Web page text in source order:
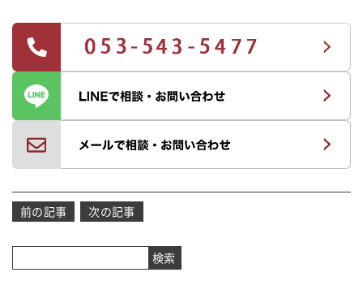
投
ナ
ビ
前の記事 次の記事
検索